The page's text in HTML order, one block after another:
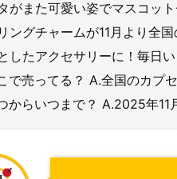
がまた可愛い姿でマスコッ
ングチャームが11月より全
したアクセサリーに！毎日
で売ってる？ A.全国のカプ
からいつまで？ A.2025年11